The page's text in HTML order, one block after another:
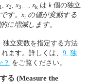
, x2, x3…, xk は k個の独立
す。 xiの値が変動する
に増減します。
独立変数を指定する方法
ます。詳しくは、 9. 独
？ をご覧ください。
る (Measure the